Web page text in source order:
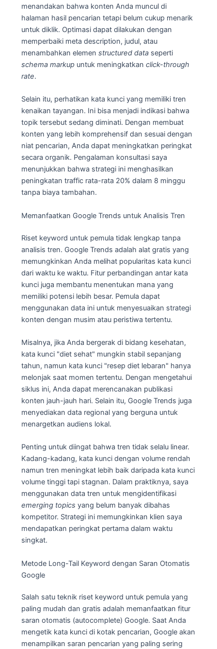
menandakan bahwa konten Anda muncul di
halaman hasil pencarian tetapi belum cukup menarik
untuk diklik. Optimasi dapat dilakukan dengan
memperbaiki meta description, judul, atau
menambahkan elemen structured data seperti
schema markup untuk meningkatkan click-through
rate.
Selain itu, perhatikan kata kunci yang memiliki tren
kenaikan tayangan. Ini bisa menjadi indikasi bahwa
topik tersebut sedang diminati. Dengan membuat
konten yang lebih komprehensif dan sesuai dengan
niat pencarian, Anda dapat meningkatkan peringkat
secara organik. Pengalaman konsultasi saya
menunjukkan bahwa strategi ini menghasilkan
peningkatan traffic rata-rata 20% dalam 8 minggu
tanpa biaya tambahan.
Memanfaatkan Google Trends untuk Analisis Tren
Riset keyword untuk pemula tidak lengkap tanpa
analisis tren. Google Trends adalah alat gratis yang
memungkinkan Anda melihat popularitas kata kunci
dari waktu ke waktu. Fitur perbandingan antar kata
kunci juga membantu menentukan mana yang
memiliki potensi lebih besar. Pemula dapat
menggunakan data ini untuk menyesuaikan strategi
konten dengan musim atau peristiwa tertentu.
Misalnya, jika Anda bergerak di bidang kesehatan,
kata kunci "diet sehat" mungkin stabil sepanjang
tahun, namun kata kunci "resep diet lebaran" hanya
melonjak saat momen tertentu. Dengan mengetahui
siklus ini, Anda dapat merencanakan publikasi
konten jauh-jauh hari. Selain itu, Google Trends juga
menyediakan data regional yang berguna untuk
menargetkan audiens lokal.
Penting untuk diingat bahwa tren tidak selalu linear.
Kadang-kadang, kata kunci dengan volume rendah
namun tren meningkat lebih baik daripada kata kunci
volume tinggi tapi stagnan. Dalam praktiknya, saya
menggunakan data tren untuk mengidentifikasi
emerging topics yang belum banyak dibahas
kompetitor. Strategi ini memungkinkan klien saya
mendapatkan peringkat pertama dalam waktu
singkat.
Metode Long-Tail Keyword dengan Saran Otomatis
Google
Salah satu teknik riset keyword untuk pemula yang
paling mudah dan gratis adalah memanfaatkan fitur
saran otomatis (autocomplete) Google. Saat Anda
mengetik kata kunci di kotak pencarian, Google akan
menampilkan saran pencarian yang paling sering